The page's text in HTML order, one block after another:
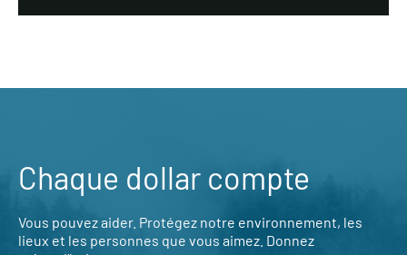
Chaque dollar compte
Vous pouvez aider. Protégez notre environnement, les
lieux et les personnes que vous aimez. Donnez